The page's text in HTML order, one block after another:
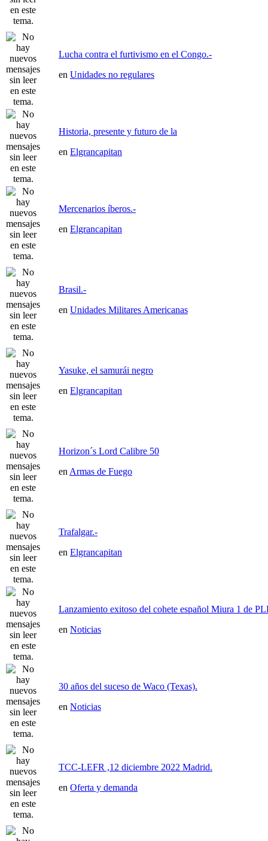
Lucha contra el furtivismo en el Congo.-
en Unidades no regulares
Historia, presente y futuro de la
en Elgrancapitan
Mercenarios íberos.-
en Elgrancapitan
Brasil.-
en Unidades Militares Americanas
Yasuke, el samurái negro
en Elgrancapitan
Horizon´s Lord Calibre 50
en Armas de Fuego
Trafalgar.-
en Elgrancapitan
Lanzamiento exitoso del cohete español Miura 1 de
en Noticias
30 años del suceso de Waco (Texas).
en Noticias
TCC-LEFR ,12 diciembre 2022 Madrid.
en Oferta y demanda